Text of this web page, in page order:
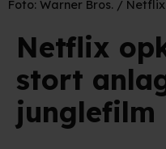
Foto: Warner Bros. / Netflix
Netflix
stort
junglefilm